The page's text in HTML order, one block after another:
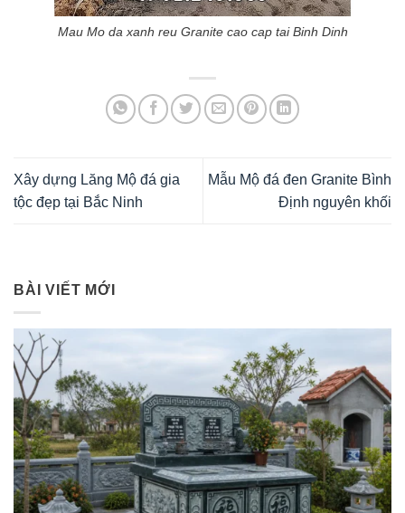
Mau Mo da xanh reu Granite cao cap tai Binh Dinh
Xây dựng Lăng Mộ đá gia
tộc đẹp tại Bắc Ninh
Mẫu Mộ đá đen Granite Bình
Định nguyên khối
BÀI VIẾT MỚI